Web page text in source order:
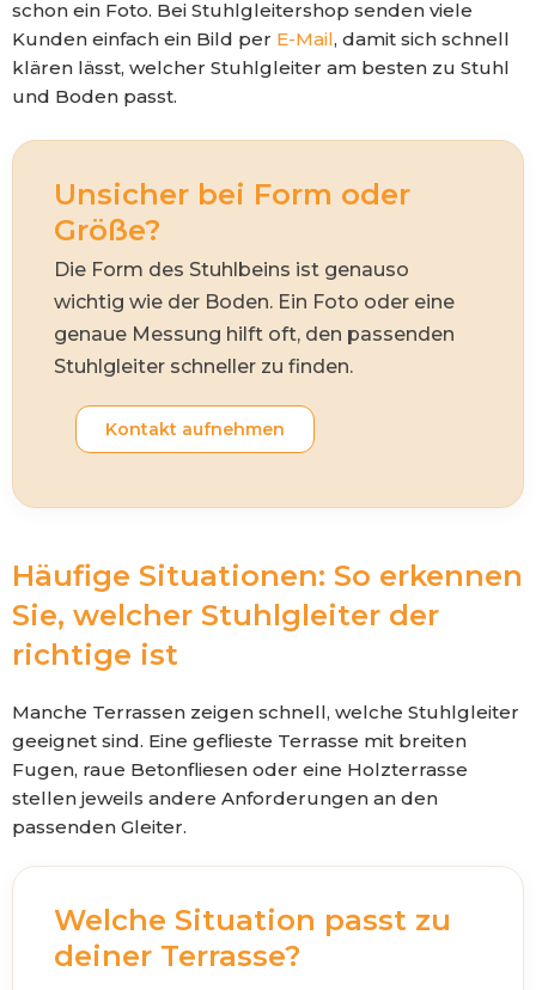
schon ein Foto. Bei Stuhlgleitershop senden viele
Kunden einfach ein Bild per E-Mail, damit sich schnell
klären lässt, welcher Stuhlgleiter am besten zu Stuhl
und Boden passt.
Unsicher bei Form oder
Größe?
Die Form des Stuhlbeins ist genauso
wichtig wie der Boden. Ein Foto oder eine
genaue Messung hilft oft, den passenden
Stuhlgleiter schneller zu finden.
Kontakt aufnehmen
Häufige Situationen: So erkennen
Sie, welcher Stuhlgleiter der
richtige ist
Manche Terrassen zeigen schnell, welche Stuhlgleiter
geeignet sind. Eine geflieste Terrasse mit breiten
Fugen, raue Betonfliesen oder eine Holzterrasse
stellen jeweils andere Anforderungen an den
passenden Gleiter.
Welche Situation passt zu
deiner Terrasse?